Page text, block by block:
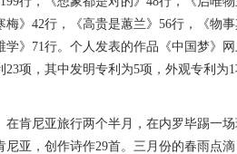
》42行，《高贵是蕙兰》56行，《物
学》71行。个人发表的作品《中国梦》
23项，其中发明专利为5项，外观专利为
肯尼亚旅行两个半月，在内罗毕踢一
亚，创作诗作29首。三月份的春雨点